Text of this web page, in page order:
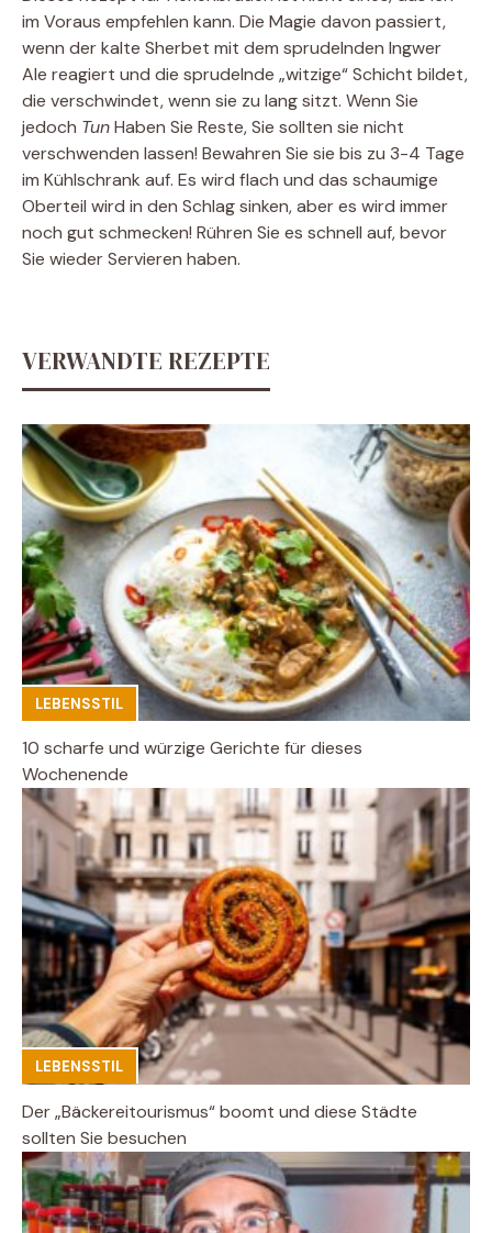
im Voraus empfehlen kann. Die Magie davon passiert,
wenn der kalte Sherbet mit dem sprudelnden Ingwer
Ale reagiert und die sprudelnde „witzige“ Schicht bildet,
die verschwindet, wenn sie zu lang sitzt. Wenn Sie
jedoch TunHaben Sie Reste, Sie sollten sie nicht
verschwenden lassen! Bewahren Sie sie bis zu 3-4 Tage
im Kühlschrank auf. Es wird flach und das schaumige
Oberteil wird in den Schlag sinken, aber es wird immer
noch gut schmecken! Rühren Sie es schnell auf, bevor
Sie wieder Servieren haben.
VERWANDTE REZEPTE
LEBENSSTIL
10 scharfe und würzige Gerichte für dieses
Wochenende
LEBENSSTIL
Der „Bäckereitourismus“ boomt und diese Städte
sollten Sie besuchen